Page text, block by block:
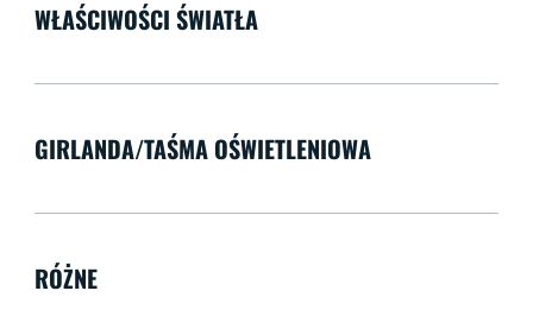
WŁAŚCIWOŚCI ŚWIATŁA
GIRLANDA/TAŚMA OŚWIETLENIOWA
RÓŻNE